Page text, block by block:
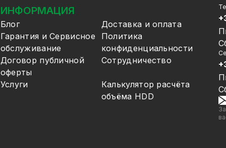
ИНФОРМАЦИЯ
Блог
Доставка и оплата
Гарантия и Сервисное
обслуживание
Политика
конфиденциальности
Договор публичной
оферты
Сотрудничество
Услуги
Калькулятор расчёта
объёма HDD